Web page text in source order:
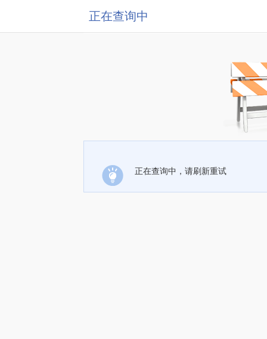
正在查询中
正在查询中，请刷新重试